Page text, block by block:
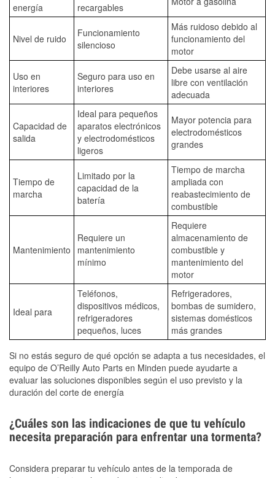
energía
recargables
Nivel de ruido
Funcionamiento
silencioso
Más ruidoso debido al
funcionamiento del
motor
Uso en
interiores
Seguro para uso en
interiores
Debe usarse al aire
libre con ventilación
adecuada
Capacidad de
salida
Ideal para pequeños
aparatos electrónicos
y electrodomésticos
ligeros
Mayor potencia para
electrodomésticos
grandes
Tiempo de
marcha
Limitado por la
capacidad de la
batería
Tiempo de marcha
ampliada con
reabastecimiento de
combustible
Mantenimiento
Requiere un
mantenimiento
mínimo
Requiere
almacenamiento de
combustible y
mantenimiento del
motor
Ideal para
Teléfonos,
dispositivos médicos,
refrigeradores
pequeños, luces
Refrigeradores,
bombas de sumidero,
sistemas domésticos
más grandes
Si no estás seguro de qué opción se adapta a tus necesidades, el
equipo de O’Reilly Auto Parts en Minden puede ayudarte a
evaluar las soluciones disponibles según el uso previsto y la
duración del corte de energía
¿Cuáles son las indicaciones de que tu vehículo
necesita preparación para enfrentar una tormenta?
Considera preparar tu vehículo antes de la temporada de